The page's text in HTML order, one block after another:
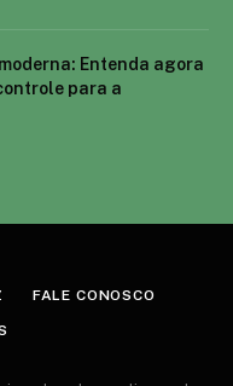
Entenda agora
para a
FALE CONOSCO